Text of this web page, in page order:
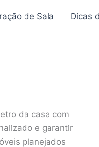
de Sala Dicas
da casa com
e garantir
planejados